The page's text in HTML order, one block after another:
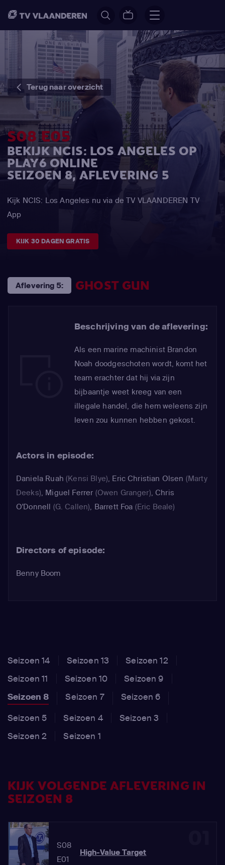
Terug naar overzicht
S08 E05
BEKIJK NCIS: LOS ANGELES OP
PLAY6 ONLINE
SEIZOEN 8, AFLEVERING 5
Kijk NCIS: Los Angeles nu via de TV VLAANDEREN TV
App
KIJK 30 DAGEN GRATIS
Aflevering 5: GHOST GUN
Beschrijving van de aflevering:
Als een marine machinist Brandon
Noah doodgeschoten wordt, komt het
team erachter dat hij via zijn
bijbaantje weet kreeg van een
illegale handel, die hem weleens zijn
leven zou kunnen hebben gekost.
Actors in episode:
Daniela Ruah (Kensi Blye), Eric Christian Olsen (Marty
Deeks), Miguel Ferrer (Owen Granger),Chris
O'Donnell (G. Callen), Barrett Foa (Eric Beale)
Directors of episode:
Benny Boom
Seizoen 14 Seizoen 13
Seizoen 12
Seizoen 11
Seizoen 10
Seizoen 9
Seizoen 8
Seizoen 7
Seizoen 6
Seizoen 5
Seizoen 4
Seizoen 3
Seizoen 2
Seizoen 1
KIJK VOLGENDE AFLEVERING IN
SEIZOEN 8
S08
E01
High-Value Target